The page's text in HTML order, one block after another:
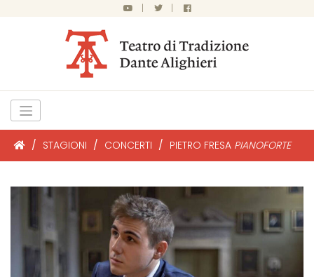
| |
/ STAGIONI / CONCERTI / PIETRO FRESA PIANOFORTE